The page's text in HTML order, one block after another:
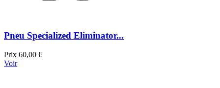
Pneu Specialized Eliminator...
Prix 60,00 €
Voir